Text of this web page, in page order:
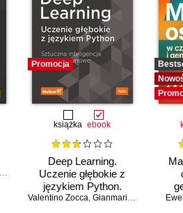
Promocja
książka ebook
Deep Learning.
Uczenie głębokie z
językiem Python.
Sztuczna inteligencja i
Valentino Zocca, Gianmario Spacagna ,